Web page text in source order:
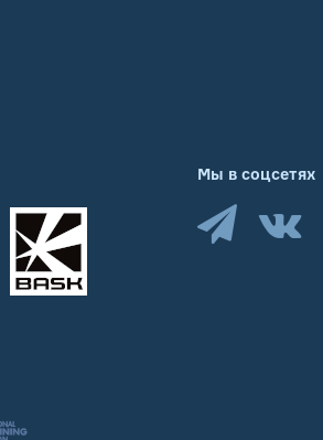
Мы в соцсетях